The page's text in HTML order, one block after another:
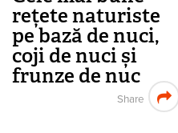
rețete naturiste
pe bază de nuci,
coji de nuci și
frunze de nuc
Share